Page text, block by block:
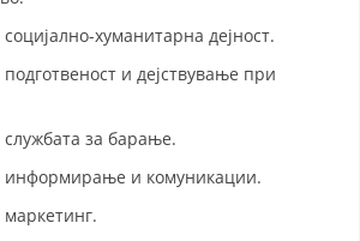
ПРЕВЕНТИВНА ДЕЈНОСТ
ПРВА ПОМОШ
ИНФОРМАЦИИ ЗА БОЛЕСТИ
НА ВОЛОНТЕРИ
хуманитарна дејност.
и дејствување при
службата за барање.
информирање и комуникации.
маркетинг.